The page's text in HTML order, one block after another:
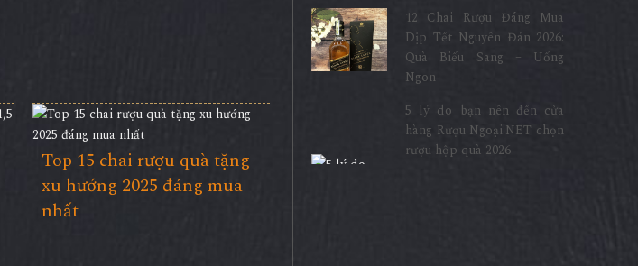
Top 15 chai rượu quà tặng
xu hướng 2025 đáng mua
nhất
12 Chai Rượu Đáng Mua
Dịp Tết Nguyên Đán 2026:
Quà Biếu Sang – Uống
Ngon
5 lý do bạn nên đến cửa
hàng Rượu Ngoại.NET chọn
rượu hộp quà 2026